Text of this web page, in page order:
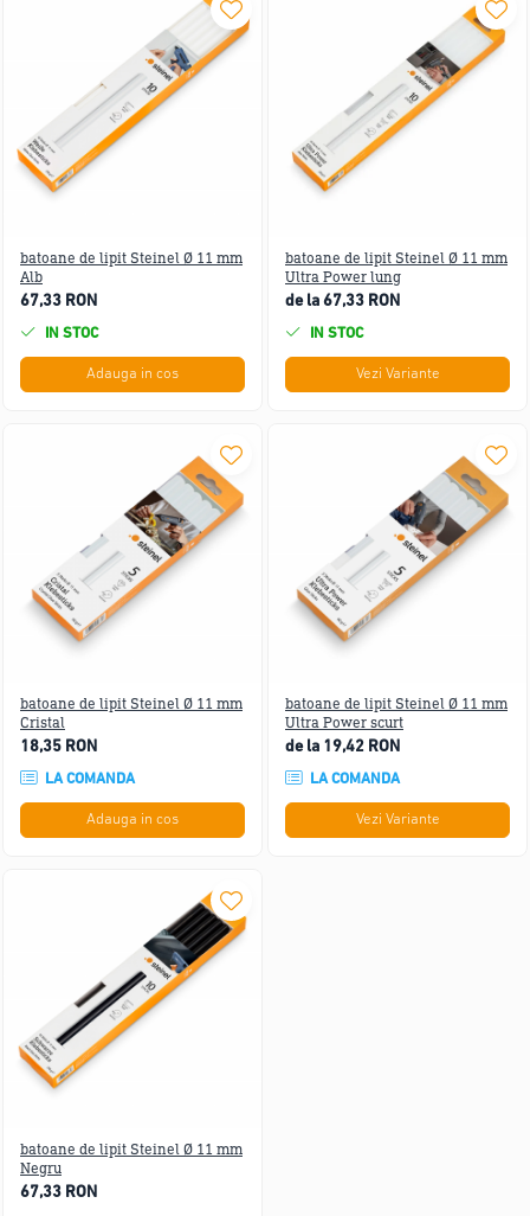
batoane de lipit Steinel Ø 11 mm
Alb
67,33 RON
IN STOC
Adauga in cos
batoane de lipit Steinel Ø 11 mm
Ultra Power lung
de la 67,33 RON
IN STOC
Vezi Variante
batoane de lipit Steinel Ø 11 mm
Cristal
18,35 RON
LA COMANDA
Adauga in cos
batoane de lipit Steinel Ø 11 mm
Ultra Power scurt
de la 19,42 RON
LA COMANDA
Vezi Variante
batoane de lipit Steinel Ø 11 mm
Negru
67,33 RON